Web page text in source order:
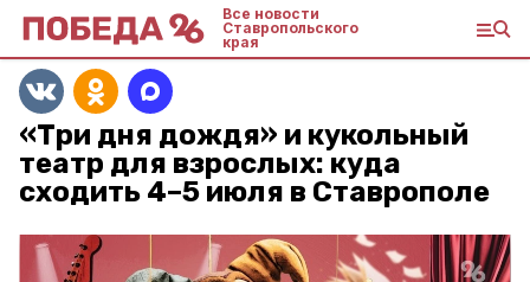
Все новости
Ставропольского
края
«Три дня дождя» и кукольный
театр для взрослых: куда
сходить 4–5 июля в Ставрополе